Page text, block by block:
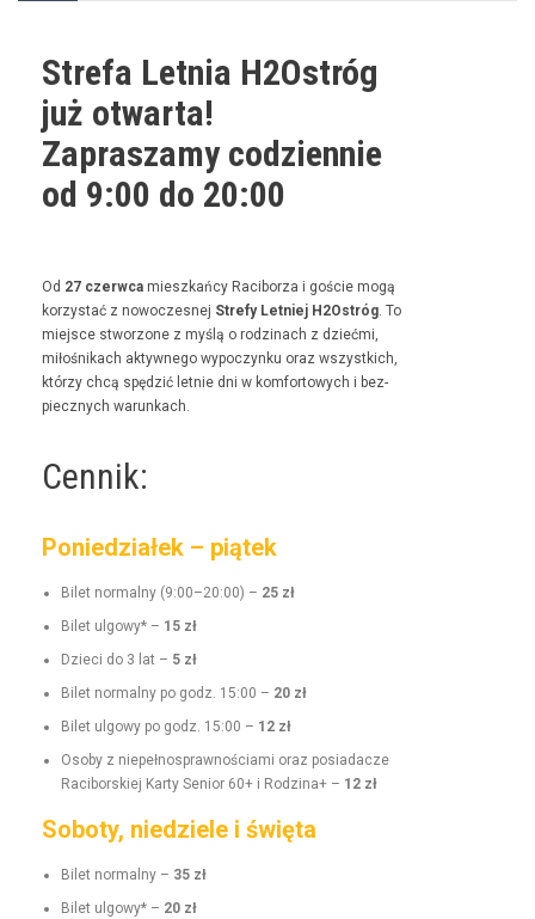
Strefa Letnia H2Ostróg
już otwarta!
Zapraszamy codziennie
od 9:00 do 20:00
Od 27 czer­w­ca mieszkań­cy Raci­borza i goś­cie mogą
korzys­tać z nowoczes­nej Stre­fy Let­niej H2Ostróg. To
miejsce stwor­zone z myślą o rodz­i­nach z dzieć­mi,
miłośnikach akty­wnego wypoczynku oraz wszys­t­kich,
którzy chcą spędz­ić let­nie dni w kom­for­towych i bez­
piecznych warunkach.
Cennik:
Poniedziałek – piątek
Bilet nor­mal­ny (9:00–20:00) – 25 zł
Bilet ulgo­wy* – 15 zł
Dzieci do 3 lat – 5 zł
Bilet nor­mal­ny po godz. 15:00 – 20 zł
Bilet ulgo­wy po godz. 15:00 – 12 zł
Oso­by z niepełnosprawnoś­ci­a­mi oraz posi­adacze
Raci­borskiej Kar­ty Senior 60+ i Rodz­i­na+ – 12 zł
Soboty, niedziele i święta
Bilet nor­mal­ny – 35 zł
Bilet ulgo­wy* – 20 zł